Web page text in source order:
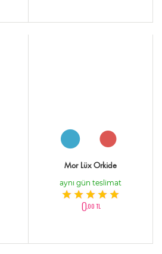
Mor Lüx Orkide
aynı gün teslimat
0,00 TL